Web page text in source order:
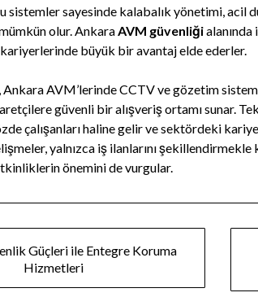
sistemler sayesinde kalabalık yönetimi, acil
olur. AnkaraAVM güvenliği
büyük bir avantaj elde ederler.
Ankara AVM’lerinde CCTV ve gözetim
güvenli bir alışveriş ortamı sunar.
çalışanları haline gelir ve sektördeki
yalnızca iş ilanlarını
önemini de vurgular.
Güçleri ile Entegre Koruma
Hizmetleri